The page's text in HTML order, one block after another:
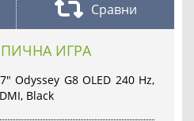
Сравни
ИГРА
Odyssey G8 OLED 240 Hz,
Black